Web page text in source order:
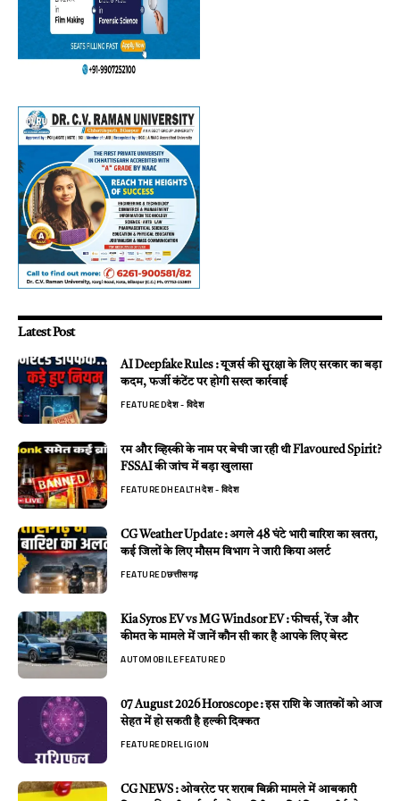
Latest Post
AI Deepfake Rules : यूजर्स की सुरक्षा के लिए सरकार का बड़ा
कदम, फर्जी कंटेंट पर होगी सख्त कार्रवाई
FEATUREDदेश - विदेश
रम और व्हिस्की के नाम पर बेची जा रही थी Flavoured Spirit?
FSSAI की जांच में बड़ा खुलासा
FEATUREDHEALTHदेश - विदेश
CG Weather Update : अगले 48 घंटे भारी बारिश का खतरा,
कई जिलों के लिए मौसम विभाग ने जारी किया अलर्ट
FEATUREDछत्तीसगढ़
Kia Syros EV vs MG Windsor EV : फीचर्स, रेंज और
कीमत के मामले में जानें कौन सी कार है आपके लिए बेस्ट
AUTOMOBILEFEATURED
07 August 2026 Horoscope : इस राशि के जातकों को आज
सेहत में हो सकती है हल्की दिक्कत
FEATUREDRELIGION
CG NEWS : ओवररेट पर शराब बिक्री मामले में आबकारी